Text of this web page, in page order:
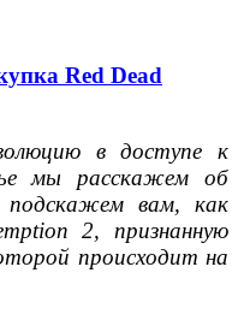
Red Dead
в доступе к
мы расскажем об
подскажем вам, как
2, признанную
происходит на